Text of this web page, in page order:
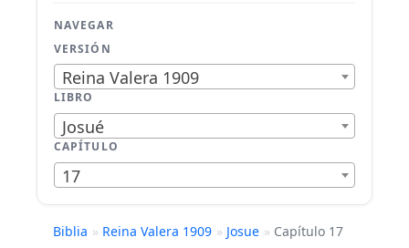
NAVEGAR
VERSIÓN
Reina Valera 1909
LIBRO
Josué
CAPÍTULO
17
Biblia » Reina Valera 1909 » Josue » Capítulo 17